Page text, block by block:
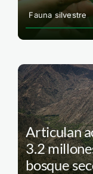
Fauna silvestre
Articulan
3.2
bosque